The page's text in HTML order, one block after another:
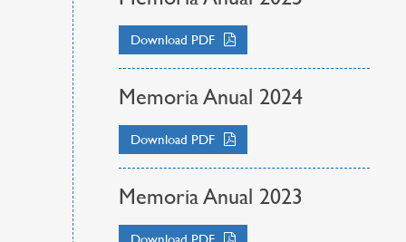
Download PDF
Memoria Anual 2024
Download PDF
Memoria Anual 2023
Download PDF